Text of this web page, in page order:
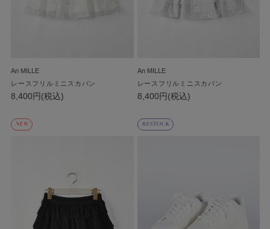
An MILLE
レースフリルミニスカパン
8,400円(税込)
An MILLE
レースフリルミニスカパン
8,400円(税込)
NEW RESTOCK